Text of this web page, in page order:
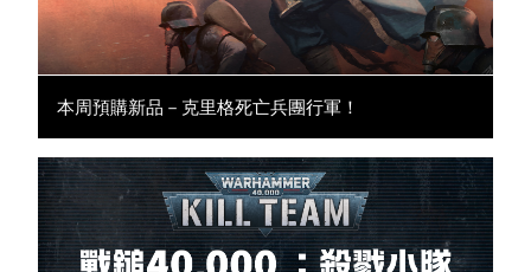
本周預購新品－克里格死亡兵團行軍！